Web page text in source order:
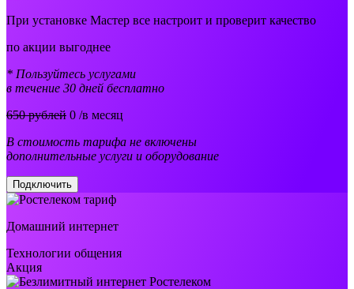
При установке Мастер все настроит и проверит качество
по акции выгоднее
* Пользуйтесь услугами
в течение 30 дней бесплатно
650 рублей 0 /в месяц
В стоимость тарифа не включены
дополнительные услуги и оборудование
Подключить
Домашний интернет
Технологии общения
Акция